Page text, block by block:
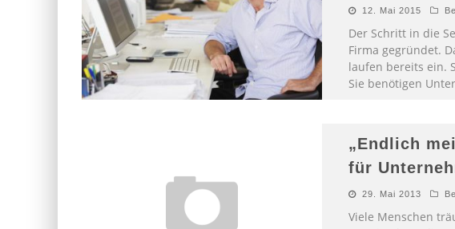
12. Mai 2015
Der Schritt in die
Firma gegründet.
laufen bereits ein.
Sie benötigen
„Endlich
für
29. Mai 2013
Viele Menschen